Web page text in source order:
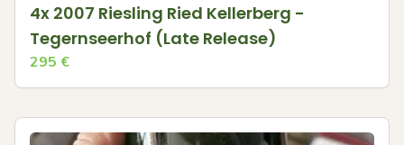
4x 2007 Riesling Ried Kellerberg -
Tegernseerhof (Late Release)
295 €